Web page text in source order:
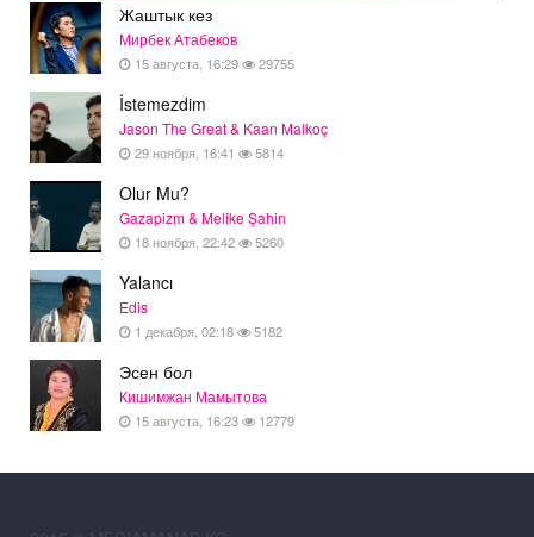
Жаштык кез
Мирбек Атабеков
15 августа, 16:29 29755
İstemezdim
Jason The Great & Kaan Malkoç
29 ноября, 16:41 5814
Olur Mu?
Gazapizm & Melike Şahin
18 ноября, 22:42 5260
Yalancı
Edis
1 декабря, 02:18 5182
Эсен бол
Кишимжан Мамытова
15 августа, 16:23 12779